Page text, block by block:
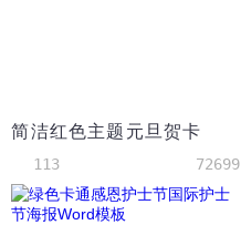
简洁红色主题元旦贺卡
113 72699